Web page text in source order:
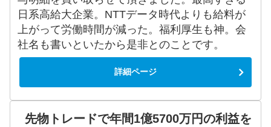
日系高給大企業。NTTデータ時代よりも給料が
上がって労働時間が減った。福利厚生も神。会
社名も書いといたから是非とのことです。
詳細ページ
先物トレードで年間1億5700万円の利益を